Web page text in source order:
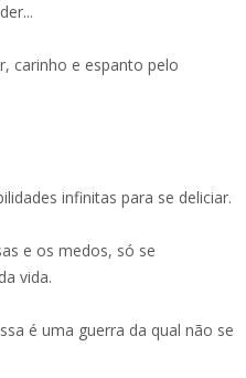
carinho e espanto pelo
infinitas para se deliciar.
e os medos, só se
vida.
é uma guerra da qual não se